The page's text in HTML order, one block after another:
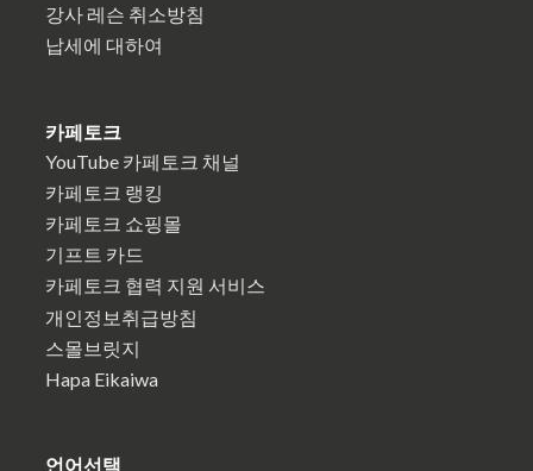
강사 레슨 취소방침
납세에 대하여
카페토크
YouTube 카페토크 채널
카페토크 랭킹
카페토크 쇼핑몰
기프트 카드
카페토크 협력 지원 서비스
개인정보취급방침
스몰브릿지
Hapa Eikaiwa
언어선택